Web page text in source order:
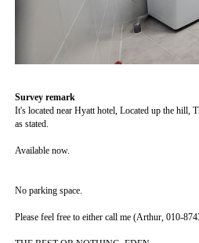
Survey remark
It's located near Hyatt hotel, Located up the hill,
as stated.
Available now.
No parking space.
Please feel free to either call me (Arthur, 010-